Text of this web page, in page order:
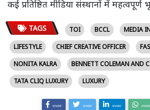
कई प्रतिष्ठित मीडिया संस्थानों में महत्वपूर्ण
TAGS TOI BCCL
MEDIA
LIFESTYLE
CHIEF CREATIVE OFFICER
NONITA KALRA
BENNETT COLEMAN AND
TATA CLIQ LUXURY
LUXURY
SHARE SHARE SHARE SHARE